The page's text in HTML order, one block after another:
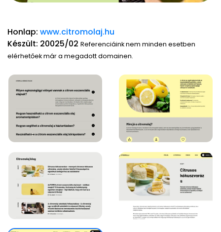
Honlap: www.citromolaj.hu
Készült: 20025/02 Referenciáink nem minden esetben
elérhetőek már a megadott domainen.